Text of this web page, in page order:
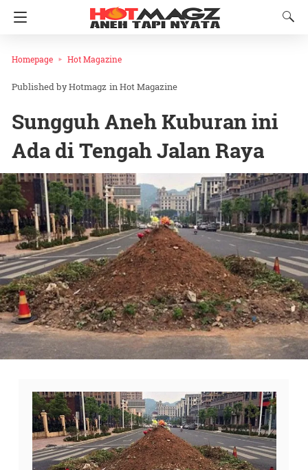
Homepage Hot Magazine
Hotmagz inHot Magazine
Sungguh Aneh Kuburan ini
Ada di Tengah Jalan Raya